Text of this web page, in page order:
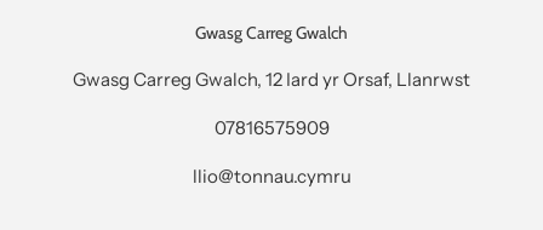
Gwasg Carreg Gwalch
Gwasg Carreg Gwalch, 12 Iard yr Orsaf, Llanrwst
07816575909
llio@tonnau.cymru